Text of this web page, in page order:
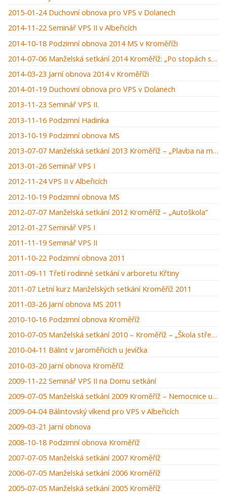
2015-01-24 Duchovní obnova pro VPS v Dolanech
2014-11-22 Seminář VPS II v Albeřicích
2014-10-18 Podzimní obnova 2014 MS v Kroměříži
2014-07-06 Manželská setkání 2014 Kroměříž: „Po stopách starého zákona“
2014-03-23 Jarní obnova 2014 v Kroměříži
2014-01-19 Duchovní obnova pro VPS v Dolanech
2013-11-23 Seminář VPS II.
2013-11-16 Podzimní Hadinka
2013-10-19 Podzimní obnova MS
2013-07-07 Manželská setkání 2013 Kroměříž – „Plavba na moři“
2013-01-26 Seminář VPS I
2012-11-24 VPS II v Albeřicích
2012-10-19 Podzimní obnova MS
2012-07-07 Manželská setkání 2012 Kroměříž – „Autoškola“
2012-01-27 Seminář VPS I
2011-11-19 Seminář VPS II
2011-10-22 Podzimní obnova 2011
2011-09-11 Třetí rodinné setkání v arboretu Křtiny
2011-07 Letní kurz Manželských setkání Kroměříž 2011
2011-03-26 Jarní obnova MS 2011
2010-10-16 Podzimní obnova Kroměříž
2010-07-05 Manželská setkání 2010 – Kroměříž – „Škola střední manželská“
2010-04-11 Bálint v Jaroměřicích u Jevíčka
2010-03-20 Jarní obnova Kroměříž
2009-11-22 Seminář VPS II na Domu setkání
2009-07-05 Manželská setkání 2009 Kroměříž – Nemocnice u zámku
2009-04-04 Bálintovský víkend pro VPS v Albeřicích
2009-03-21 Jarní obnova
2008-10-18 Podzimní obnova Kroměříž
2007-07-05 Manželská setkání 2007 Kroměříž
2006-07-05 Manželská setkání 2006 Kroměříž
2005-07-05 Manželská setkání 2005 Kroměříž